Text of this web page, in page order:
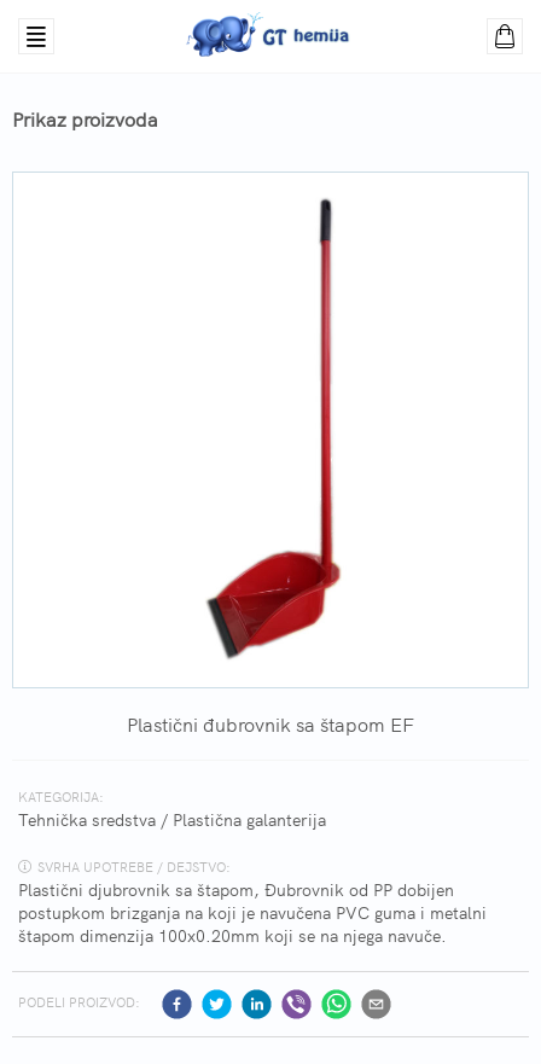
Prikaz proizvoda
Plastični đubrovnik sa štapom EF
KATEGORIJA:
Tehnička sredstva / Plastična galanterija
SVRHA UPOTREBE / DEJSTVO:
Plastični djubrovnik sa štapom, Đubrovnik od PP dobijen
postupkom brizganja na koji je navučena PVC guma i metalni
štapom dimenzija 100x0.20mm koji se na njega navuče.
PODELI PROIZVOD: